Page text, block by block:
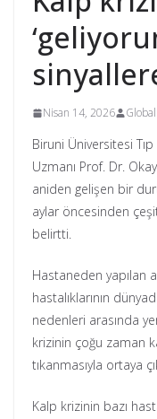
Nisan 14, 2026
Biruni Üniversitesi
Uzmanı Prof. Dr.
aniden gelişen bir
aylar öncesinden
belirtti.
Hastaneden yapılan
hastalıklarının
nedenleri arasında
krizinin çoğu zaman
tıkanmasıyla ortaya
Kalp krizinin bazı